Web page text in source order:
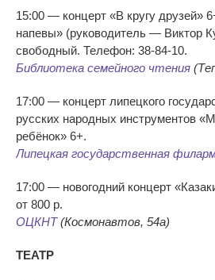
15:00 — концерт «В кругу друзей»
напевы» (руководитель — Виктор
свободный. Телефон: 38-84-10.
Библиотека семейного чтения
17:00 — концерт липецкого
русских народных инструментов
ребёнок» 6+.
Липецкая государственная
17:00 — новогодний концерт
от 800 р.
ОЦКНТ(Космонавтов, 54а)
ТЕАТР